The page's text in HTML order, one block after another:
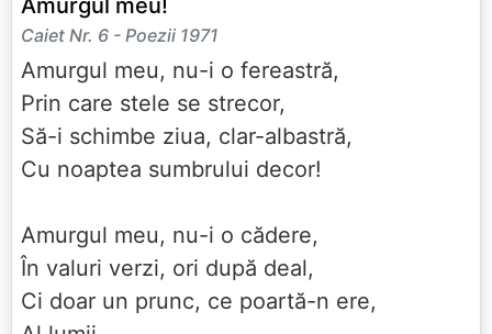
Caiet Nr. 6 - Poezii 1971
Amurgul meu, nu-i o fereastră,
Prin care stele se strecor,
Să-i schimbe ziua, clar-albastră,
Cu noaptea sumbrului decor!
Amurgul meu, nu-i o cădere,
În valuri verzi, ori după deal,
Ci doar un prunc, ce poartă-n ere,